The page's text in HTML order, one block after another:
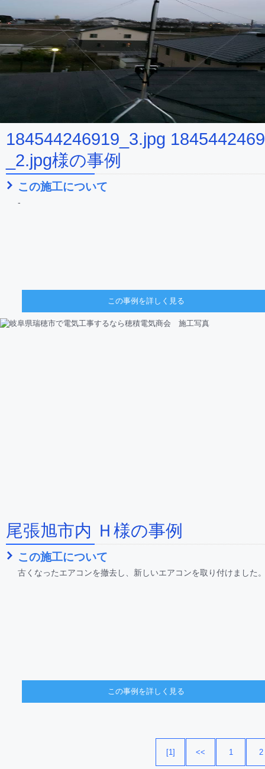
184544246919_3.jpg
_2.jpg様の事例
この施工について
-
この事例を詳しく見る
尾張旭市内 Ｈ様の事例
この施工について
古くなったエアコンを撤去し、新しいエアコンを取り付けました
この事例を詳しく見る
[1] << 1 2